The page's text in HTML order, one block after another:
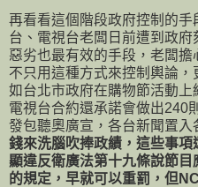
再看看這個階段政府控制的
台、電視台老闆日前遭到政
惡劣也最有效的手段，老闆
不只用這種方式來控制輿論
如台北市政府在購物節活動上
電視台合約還承諾會做出240
發包聽奧廣宣，各台新聞置入
錢來洗腦吹捧政績，這些事
顯違反衛廣法第十九條說節
的規定，早就可以重罰，但